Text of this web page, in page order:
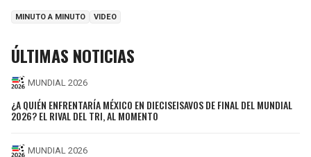
MINUTO A MINUTO VIDEO
ÚLTIMAS NOTICIAS
MUNDIAL 2026
¿A QUIÉN ENFRENTARÍA MÉXICO EN DIECISEISAVOS DE FINAL DEL MUNDIAL
2026? EL RIVAL DEL TRI, AL MOMENTO
MUNDIAL 2026